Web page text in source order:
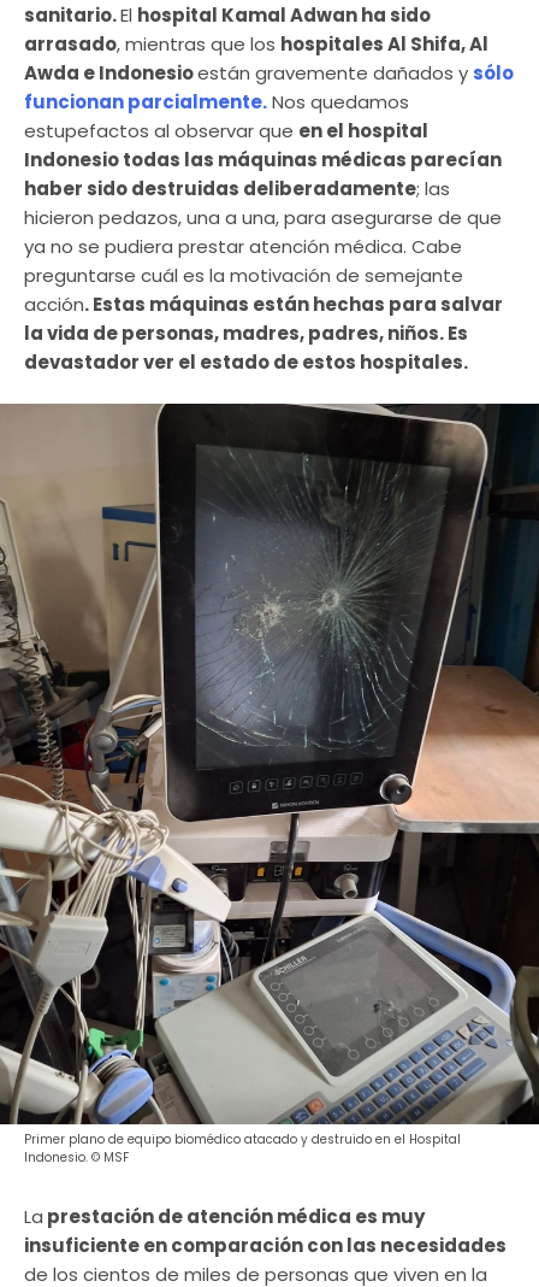
sanitario.El hospital Kamal Adwan ha sido
arrasado, mientras que los hospitales Al Shifa, Al
Awda e Indonesioestán gravemente dañados y sólo
funcionan parcialmente.Nos quedamos
estupefactos al observar que en el hospital
Indonesio todas las máquinas médicas parecían
haber sido destruidas deliberadamente; las
hicieron pedazos, una a una, para asegurarse de que
ya no se pudiera prestar atención médica. Cabe
preguntarse cuál es la motivación de semejante
acción. Estas máquinas están hechas para salvar
la vida de personas, madres, padres, niños. Es
devastador ver el estado de estos hospitales.
Primer plano de equipo biomédico atacado y destruido en el Hospital
Indonesio. © MSF
La prestación de atención médica es muy
insuficiente en comparación con las necesidades
de los cientos de miles de personas que viven en la